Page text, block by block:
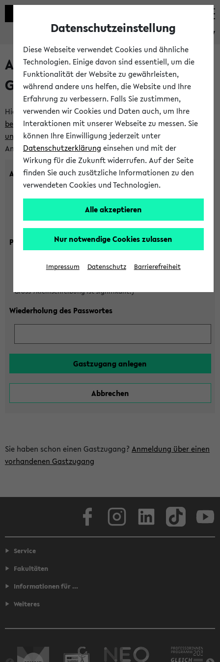
eKVV
Anlegen eines neuen
Gastzugangs
Hier können Sie einen neuen Gastzugang anlegen.Bitte
beachten Sie die Einschränkungen, denen Gastzugänge
unterworfen sind. Tragen Sie den gewünschten
Anmeldenamen und Ihr Passwort ein:
Anmeldename
(3 bis 20 Zeichen, nur Buchstaben A-Z und Ziffern 0-9,
Gross-/Kleinschreibung ist signifikant!)
Passwort
Gross-/Kleinschreibung ist signifikant!)
Wiederholung des Passwortes
Sie haben schon einen Gastzugang? Anmeldung über einen
vorhandenen Gastzugang
Service
Fakultäten
Informationen für ...
Weiteres
Datenschutzeinstellung
Diese Webseite verwendet Cookies und ähnliche
Technologien. Einige davon sind essentiell, um die
Funktionalität der Website zu gewährleisten,
während andere uns helfen, die Website und Ihre
Erfahrung zu verbessern. Falls Sie zustimmen,
verwenden wir Cookies und Daten auch, um Ihre
Interaktionen mit unserer Webseite zu messen. Sie
können Ihre Einwilligung jederzeit unter
Datenschutzerklärung einsehen und mit der
Wirkung für die Zukunft widerrufen. Auf der Seite
finden Sie auch zusätzliche Informationen zu den
verwendeten Cookies und Technologien.
Alle akzeptieren
Nur notwendige Cookies zulassen
Impressum Datenschutz Barrierefreiheit